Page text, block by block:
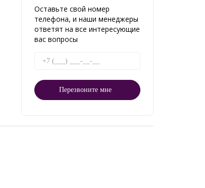
Оставьте свой номер
телефона, и наши менеджеры
ответят на все интересующие
вас вопросы